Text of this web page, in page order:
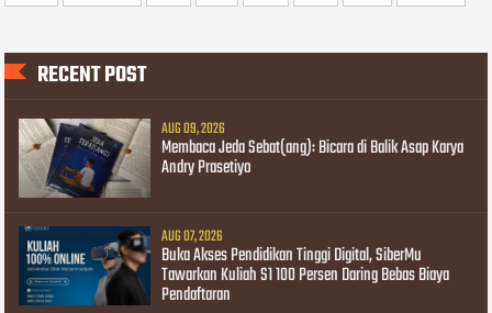
RECENT POST
AUG 09, 2026
Membaca Jeda Sebat(ang): Bicara di Balik Asap Karya
Andry Prasetiyo
AUG 07, 2026
Buka Akses Pendidikan Tinggi Digital, SiberMu
Tawarkan Kuliah S1 100 Persen Daring Bebas Biaya
Pendaftaran